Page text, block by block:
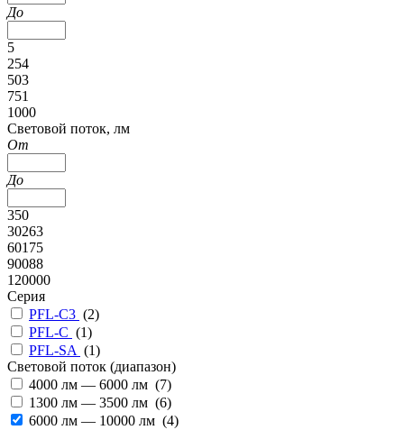
До
5
254
503
751
1000
Cветовой поток, лм
От
До
350
30263
60175
90088
120000
Серия
PFL-C3 (2)
PFL-С (1)
PFL-SA (1)
Cветовой поток (диапазон)
4000 лм — 6000 лм (7)
1300 лм — 3500 лм (6)
6000 лм — 10000 лм (4)